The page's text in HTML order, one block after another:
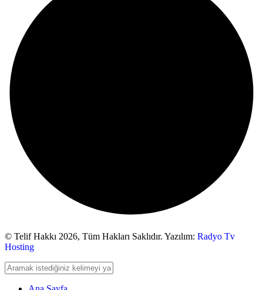
© Telif Hakkı 2026, Tüm Hakları Saklıdır. Yazılım: Radyo Tv
Hosting